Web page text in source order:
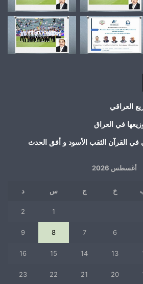
العراقي
في العراق
القرآن الثقب الأسود و أفق الحدث
أغسطس 2026
خ ج س د
1
2
6
7
8
9
13
14
15
16
20
21
22
23